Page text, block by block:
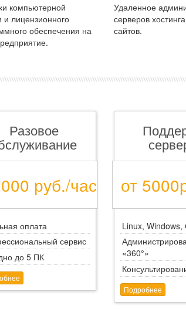
компьютерной
и лицензионного
обеспечения на
Удаленное
серверов
сайтов.
Разовое
руб./час
оплата
сервис
до 5 ПК
от
Linux, Windows,
«360°»
Подробнее